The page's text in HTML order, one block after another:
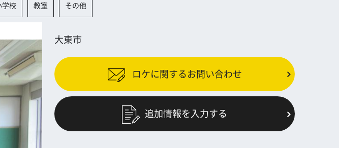
学校 教室 その他
大東市
ロケに関するお問い合わせ
追加情報を入力する